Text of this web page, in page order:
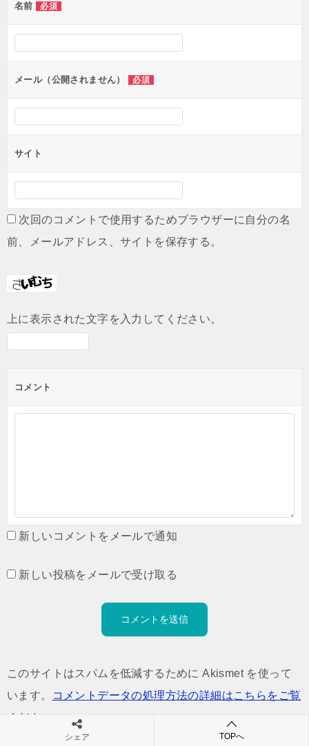
ー
シ
ン
名前 必須
メール（公開されません） 必須
サイト
次回のコメントで使用するためブラウザーに自分の名
前、メールアドレス、サイトを保存する。
上に表示された文字を入力してください。
コメント
新しいコメントをメールで通知
新しい投稿をメールで受け取る
このサイトはスパムを低減するために Akismet を使って
います。
コメントデータの処理方法の詳細はこちらをご覧
ください
シェア TOPへ